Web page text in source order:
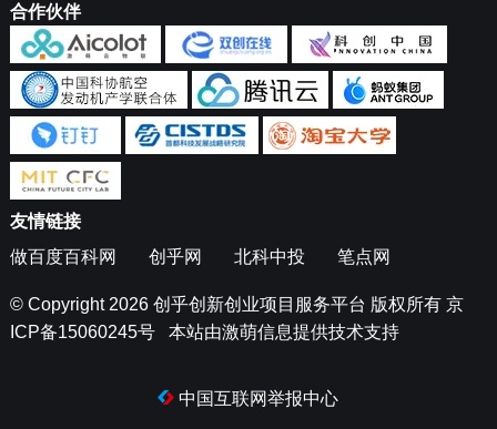
合作伙伴
友情链接
做百度百科网
创乎网 北科中投 笔点网
© Copyright 2026 创乎创新创业项目服务平台 版权所有 京
ICP备15060245号本站由激萌信息提供技术支持
中国互联网举报中心